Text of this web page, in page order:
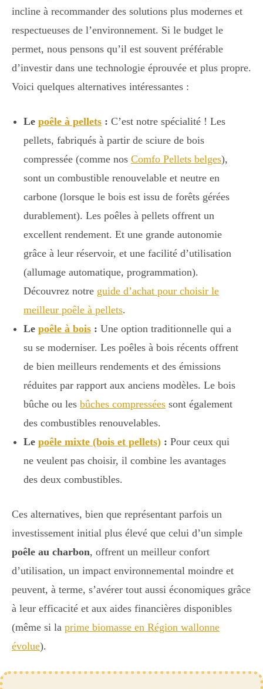
incline à recommander des solutions plus modernes et
respectueuses de l’environnement. Si le budget le
permet, nous pensons qu’il est souvent préférable
d’investir dans une technologie éprouvée et plus propre.
Voici quelques alternatives intéressantes :
Le poêle à pellets : C’est notre spécialité ! Les
pellets, fabriqués à partir de sciure de bois
compressée (comme nos Comfo Pellets belges),
sont un combustible renouvelable et neutre en
carbone (lorsque le bois est issu de forêts gérées
durablement). Les poêles à pellets offrent un
excellent rendement. Et une grande autonomie
grâce à leur réservoir, et une facilité d’utilisation
(allumage automatique, programmation).
Découvrez notre guide d’achat pour choisir le
meilleur poêle à pellets.
Le poêle à bois : Une option traditionnelle qui a
su se moderniser. Les poêles à bois récents offrent
de bien meilleurs rendements et des émissions
réduites par rapport aux anciens modèles. Le bois
bûche ou les bûches compressées sont également
des combustibles renouvelables.
Le poêle mixte (bois et pellets) : Pour ceux qui
ne veulent pas choisir, il combine les avantages
des deux combustibles.
Ces alternatives, bien que représentant parfois un
investissement initial plus élevé que celui d’un simple
poêle au charbon, offrent un meilleur confort
d’utilisation, un impact environnemental moindre et
peuvent, à terme, s’avérer tout aussi économiques grâce
à leur efficacité et aux aides financières disponibles
(même si la prime biomasse en Région wallonne
évolue).